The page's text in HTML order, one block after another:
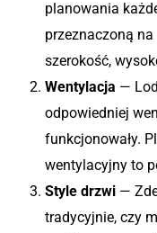
planowania
przeznaczoną
szerokość,
Wentylacja —
odpowiedniej
funkcjonowały.
wentylacyjny to
Style drzwi —
tradycyjnie, czy